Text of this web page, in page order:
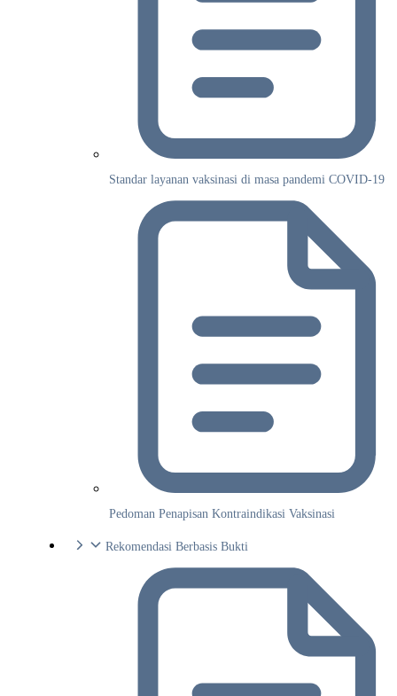
Standar layanan vaksinasi di masa pandemi COVID-19
Pedoman Penapisan Kontraindikasi Vaksinasi
Rekomendasi Berbasis Bukti